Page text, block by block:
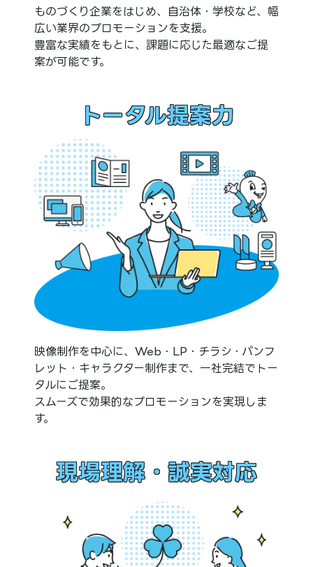
ものづくり企業をはじめ、自治体・学校など、幅
広い業界のプロモーションを支援。
豊富な実績をもとに、課題に応じた最適なご提
案が可能です。
トータル提案力
映像制作を中心に、Web・LP・チラシ・パンフ
レット・キャラクター制作まで、一社完結でトー
タルにご提案。
スムーズで効果的なプロモーションを実現しま
す。
現場理解・誠実対応